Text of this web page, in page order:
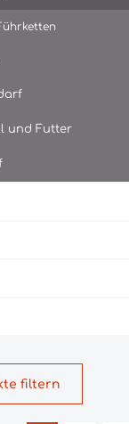
und Futter
filtern